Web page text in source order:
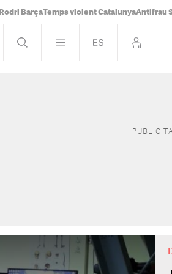
Rodri BarçaTemps violent CatalunyaAntifrau